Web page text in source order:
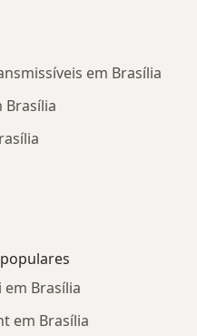
em Brasília
Brasília
Brasília
em Brasília